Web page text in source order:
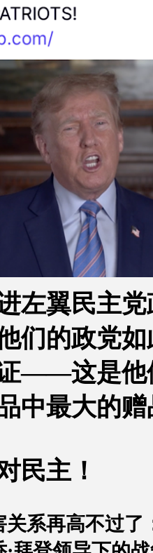
左翼民主
们的政党
——这是他
中最大的赠
民主！
系再高不过了